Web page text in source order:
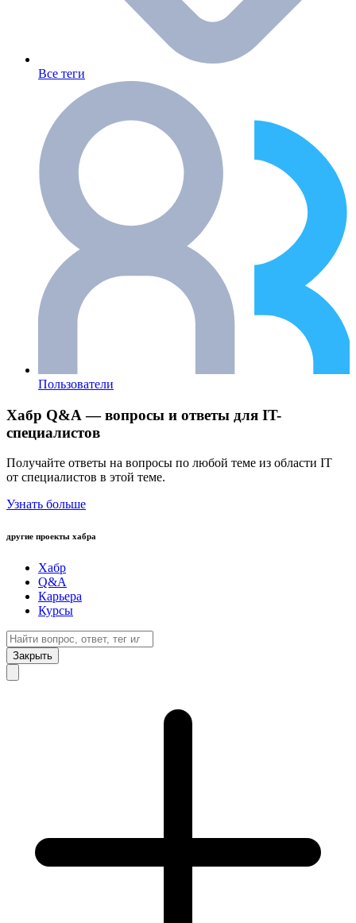
Все теги
Пользователи
Хабр Q&A — вопросы и ответы для IT-
специалистов
Получайте ответы на вопросы по любой теме из области IT
от специалистов в этой теме.
Узнать больше
другие проекты хабра
Хабр
Q&A
Карьера
Курсы
Закрыть